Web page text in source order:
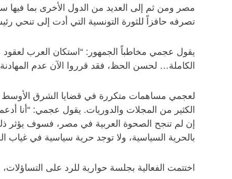
مصر ومن ثم إلى العديد من الدول الأخرى بما فيها
تصرفه حافزاً للثورة التونسية التي أدت إلى تنحي
يقول عجمي مخاطباً الجمهور: “استكان العرب لعقود
الكاملة… لحسن الحظ، فقد قرروا الآن عدم
لعجمي مساهمات متكررة في قضايا الشرق الأوسط
الكثير من المجلات والدوريات. يقول عجمي: “أنا
إن لم تنجح الصحوة العربية في مصر، فسوف يؤثر ذلك
بالحرية السياسية، ولا توجد حرية سياسية في غياب
اختتمت الفعالية بجلسة حوارية للرد على